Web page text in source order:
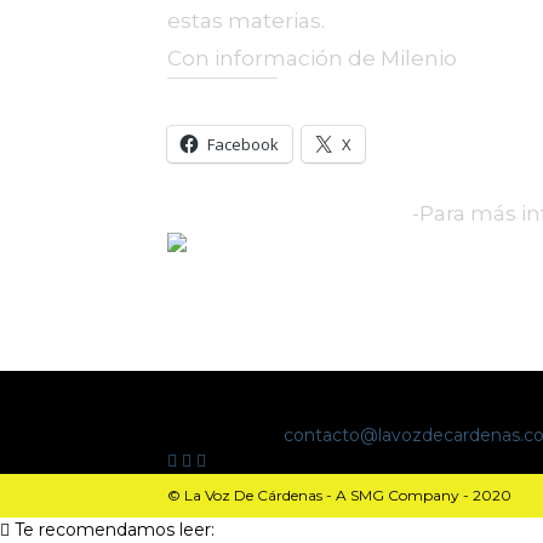
estas materias.
Con información de Milenio
Facebook X
-Para más
© La Voz De Cárdenas - A SMG Company - 2020
Te recomendamos leer: